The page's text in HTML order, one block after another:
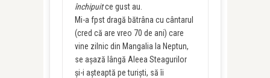
închipuitce gust au.
Mi-a fpst dragă bătrâna cu cântarul
(cred că are vreo 70 de ani) care
vine zilnic din Mangalia la Neptun,
se așază lângă Aleea Steagurilor
și-i așteaptă pe turiști, să îi